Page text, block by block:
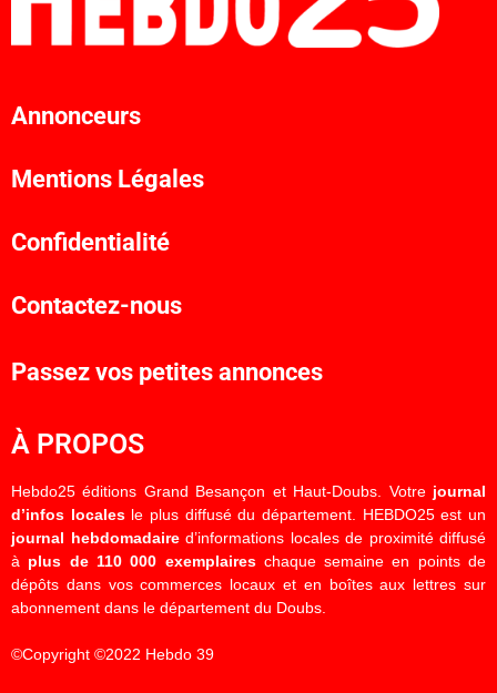
Annonceurs
Mentions Légales
Confidentialité
Contactez-nous
Passez vos petites annonces
À PROPOS
Hebdo25 éditions Grand Besançon et Haut-Doubs. Votre journal
d’infos localesle plus diffusé du département. HEBDO25 est un
journal hebdomadaired’informations locales de proximité diffusé
à plus de 110 000 exemplaireschaque semaine en points de
dépôts dans vos commerces locaux et en boîtes aux lettres sur
abonnement dans le département du Doubs.
©Copyright ©2022 Hebdo 39